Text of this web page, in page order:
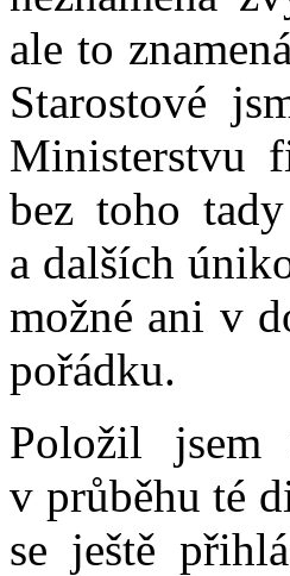
ale to
Starostové
Ministerstvu
bez toho
a dalších
možné ani v
pořádku.
Položil jsem
v průběhu té
se ještě